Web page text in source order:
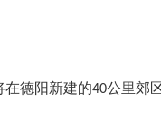
在德阳新建的40公里郊